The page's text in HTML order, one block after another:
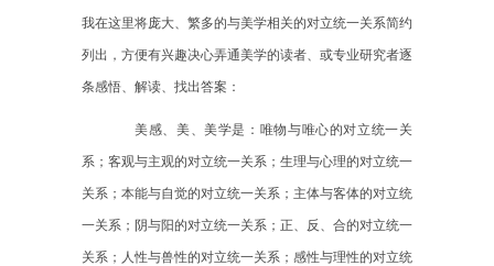
我在这里将庞大、繁多的与美学相关的对立统一关系简约
列出，方便有兴趣决心弄通美学的读者、或专业研究者逐
条感悟、解读、找出答案：
美感、美、美学是：唯物与唯心的对立统一关
系；客观与主观的对立统一关系；生理与心理的对立统一
关系；本能与自觉的对立统一关系；主体与客体的对立统
一关系；阴与阳的对立统一关系；正、反、合的对立统一
关系；人性与兽性的对立统一关系；感性与理性的对立统